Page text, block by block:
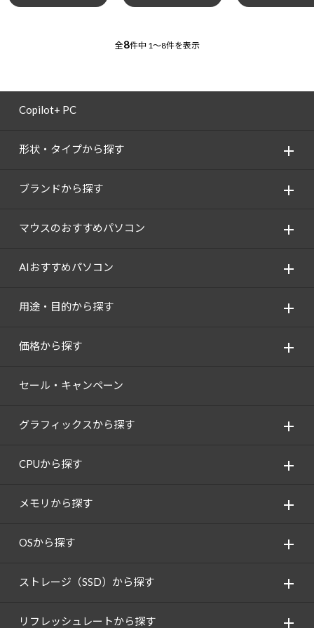
全8件中 1～8件を表示
Copilot+ PC
形状・タイプから探す
ブランドから探す
マウスのおすすめパソコン
AIおすすめパソコン
用途・目的から探す
価格から探す
セール・キャンペーン
グラフィックスから探す
CPUから探す
メモリから探す
OSから探す
ストレージ（SSD）から探す
リフレッシュレートから探す